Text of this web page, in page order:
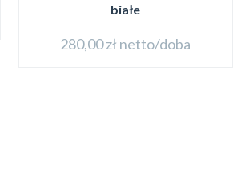
białe
280,00zł netto/doba